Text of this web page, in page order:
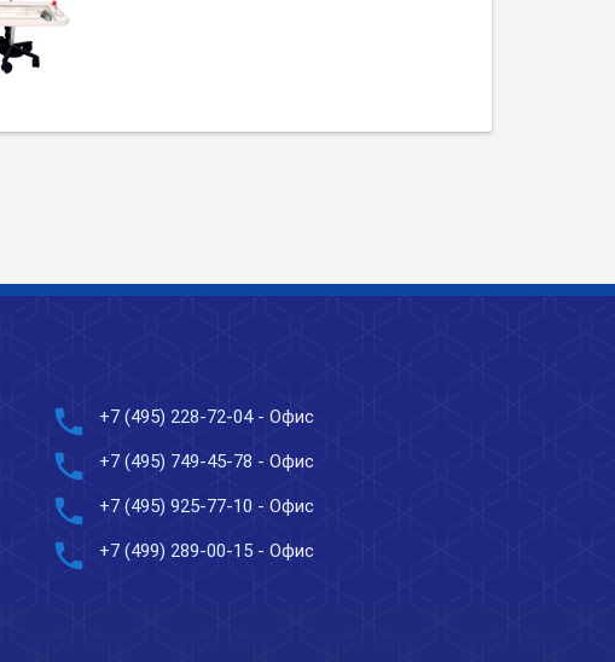
phone +7 (495) 228-72-04- Офис
phone +7 (495) 749-45-78 - Офис
phone +7 (495) 925-77-10 - Офис
phone +7 (499) 289-00-15 - Офис